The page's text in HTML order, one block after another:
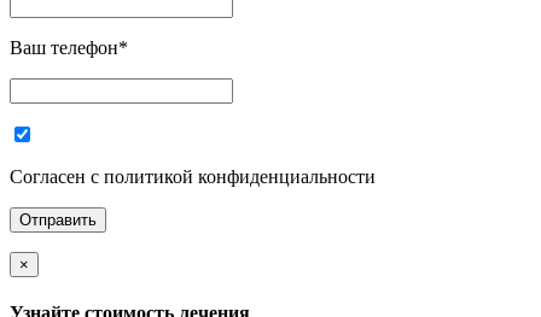
Ваш телефон*
Согласен с политикой конфиденциальности
×